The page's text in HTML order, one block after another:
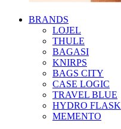
BRANDS
LOJEL
THULE
BAGASI
KNIRPS
BAGS CITY
CASE LOGIC
TRAVEL BLUE
HYDRO FLASK
MEMENTO